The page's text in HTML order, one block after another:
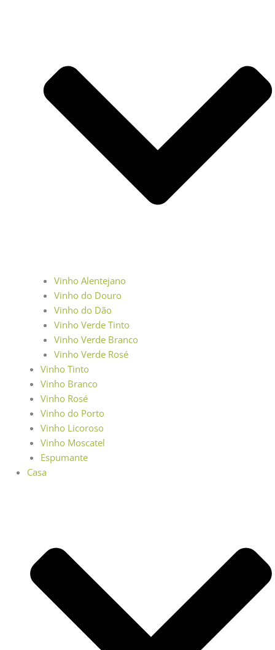
Vinho Alentejano
Vinho do Douro
Vinho do Dão
Vinho Verde Tinto
Vinho Verde Branco
Vinho Verde Rosé
Vinho Tinto
Vinho Branco
Vinho Rosé
Vinho do Porto
Vinho Licoroso
Vinho Moscatel
Espumante
Casa